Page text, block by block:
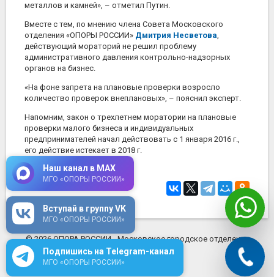
металлов и камней», – отметил Путин.
Вместе с тем, по мнению члена Совета Московского
отделения «ОПОРЫ РОССИИ» Дмитрия Несветова,
действующий мораторий не решил проблему
административного давления контрольно-надзорных
органов на бизнес.
«На фоне запрета на плановые проверки возросло
количество проверок внеплановых», – пояснил эксперт.
Напомним, закон о трехлетнем моратории на плановые
проверки малого бизнеса и индивидуальных
предпринимателей начал действовать с 1 января 2016 г.,
его действие истекает в 2018 г.
© 2026 ОПОРА РОССИИ - Московское городское отделение
mosopora.ru
Подпишись на Telegram-канал
МГО «ОПОРЫ РОССИИ»
Вступай в группу VK
МГО «ОПОРЫ РОССИИ»
Наш канал в MAX
МГО «ОПОРЫ РОССИИ»